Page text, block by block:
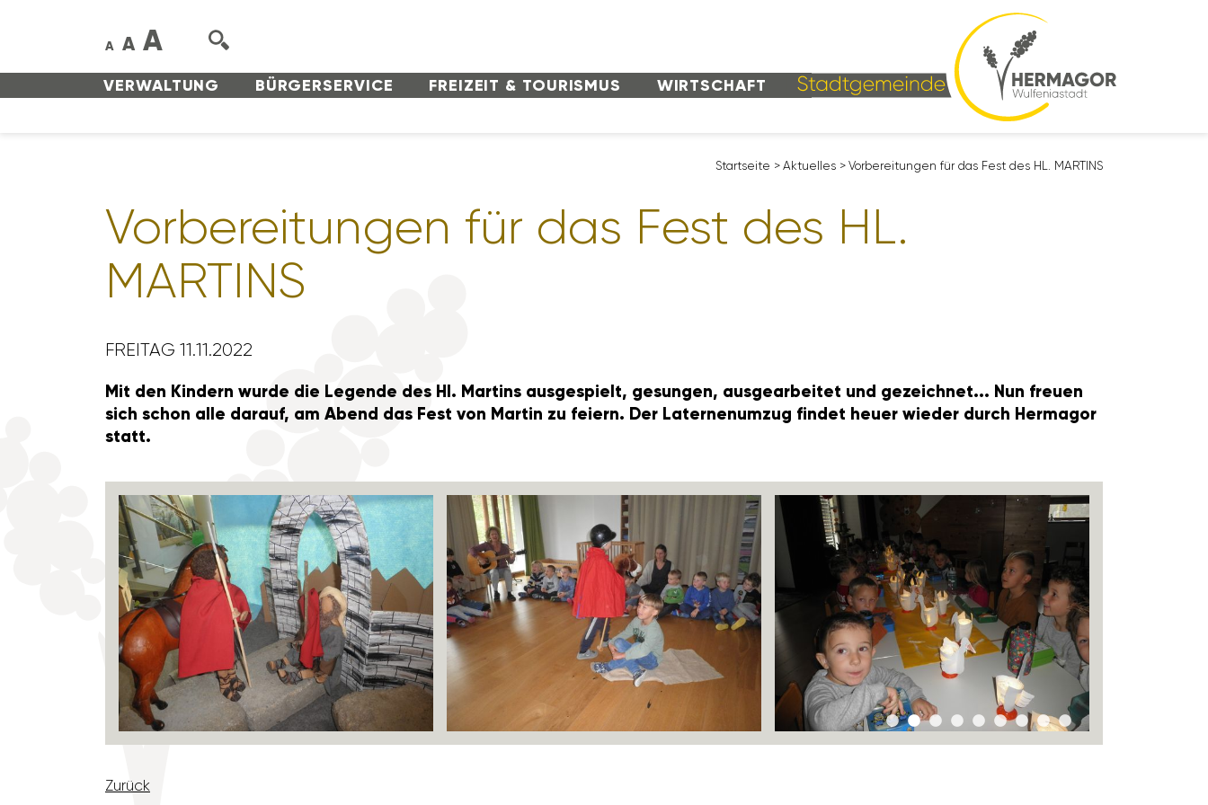
VERWAL­TUNG BÜRGER­SERVICE FREI­ZEIT & TOURISMUS WIRT­SCHAFT
A A A
Start­seite > Aktu­elles > Vorbe­rei­tungen für das Fest des HL. MARTINS
Vorbe­rei­tungen für das Fest des HL.
MARTINS
FREITAG 11.11.2022
Mit den Kindern wurde die Legende des Hl. Martins ausge­spielt, gesungen, ausge­ar­beitet und gezeichnet... Nun freuen
sich schon alle darauf, am Abend das Fest von Martin zu feiern. Der Later­nen­umzug findet heuer wieder durch Hermagor
statt.
Zurück